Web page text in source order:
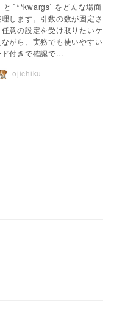
`**kwargs` をどんな場面
します。引数の数が固定さ
意の設定を受け取りたいケ
がら、実務でも使いやすい
ド付きで確認で…
ojichiku